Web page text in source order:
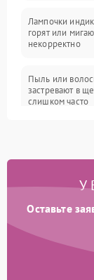
Батарея
Программные
Лампочки
горят или
некорректно
Пыль или
застревают в
слишком часто
У
Оставьте